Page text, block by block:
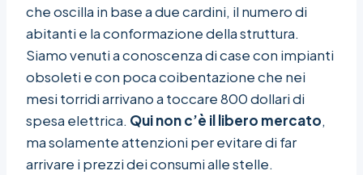
che oscilla in base a due cardini, il numero di
abitanti e la conformazione della struttura.
Siamo venuti a conoscenza di case con impianti
obsoleti e con poca coibentazione che nei
mesi torridi arrivano a toccare 800 dollari di
spesa elettrica. Qui non c’è il libero mercato,
ma solamente attenzioni per evitare di far
arrivare i prezzi dei consumi alle stelle.